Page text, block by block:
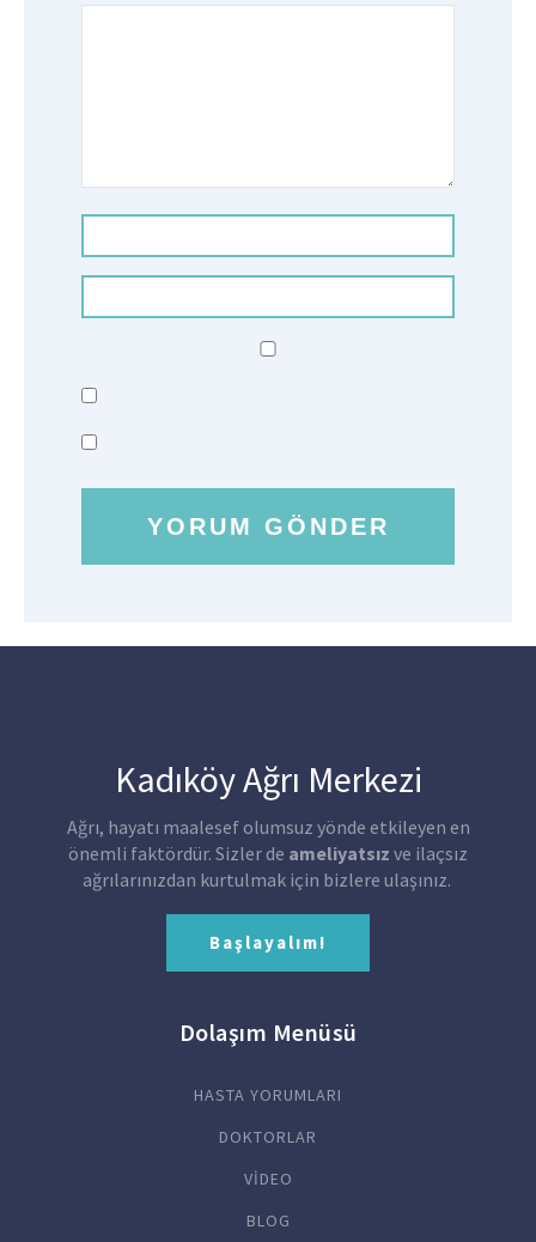
Kadıköy Ağrı Merkezi
Ağrı, hayatı maalesef olumsuz yönde etkileyen en
önemli faktördür. Sizler de ameliyatsız ve ilaçsız
ağrılarınızdan kurtulmak için bizlere ulaşınız.
Başlayalım!
Dolaşım Menüsü
HASTA YORUMLARI
DOKTORLAR
VİDEO
BLOG